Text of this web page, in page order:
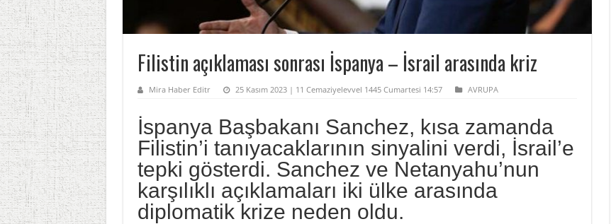
Filistin açıklaması sonrası İspanya – İsrail arasında kriz
Mira Haber Editr 25 Kasım 2023 | 11 Cemaziyelevvel 1445 Cumartesi 14:57 AVRUPA
İspanya Başbakanı Sanchez, kısa zamanda
Filistin’i tanıyacaklarının sinyalini verdi, İsrail’e
tepki gösterdi. Sanchez ve Netanyahu’nun
karşılıklı açıklamaları iki ülke arasında
diplomatik krize neden oldu.